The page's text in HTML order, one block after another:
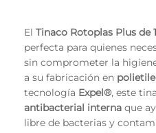
El Tinaco Rotoplas Plus de
perfecta para quienes
sin comprometer la
a su fabricación en
tecnología Expel®, este
antibacterial interna que
libre de bacterias y